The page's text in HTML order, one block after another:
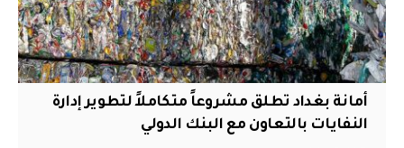
أمانة بغداد تطلق مشروعاً متكاملاً لتطوير إدارة
النفايات بالتعاون مع البنك الدولي